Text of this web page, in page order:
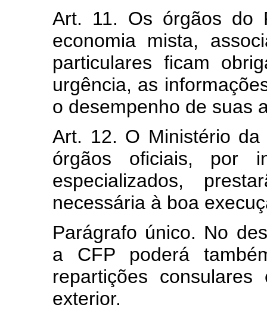
Art. 11. Os órgãos do
economia mista,
particulares ficam
urgência, as
o desempenho de suas
Art. 12. O Ministério da
órgãos oficiais, por
especializados,
necessária à boa
Parágrafo único. No
a CFP poderá
repartições
exterior.